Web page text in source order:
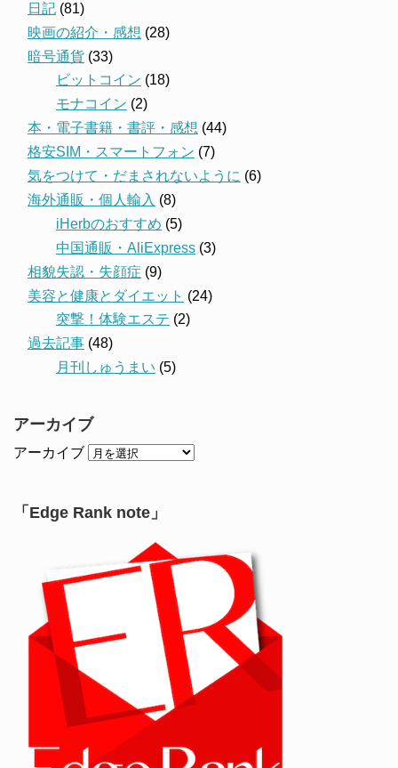
日記 (81)
映画の紹介・感想 (28)
暗号通貨 (33)
ビットコイン (18)
モナコイン (2)
本・電子書籍・書評・感想 (44)
格安SIM・スマートフォン (7)
気をつけて・だまされないように (6)
海外通販・個人輸入 (8)
iHerbのおすすめ (5)
中国通販・AliExpress (3)
相貌失認・失顔症 (9)
美容と健康とダイエット (24)
突撃！体験エステ (2)
過去記事 (48)
月刊しゅうまい (5)
アーカイブ
アーカイブ
「Edge Rank note」